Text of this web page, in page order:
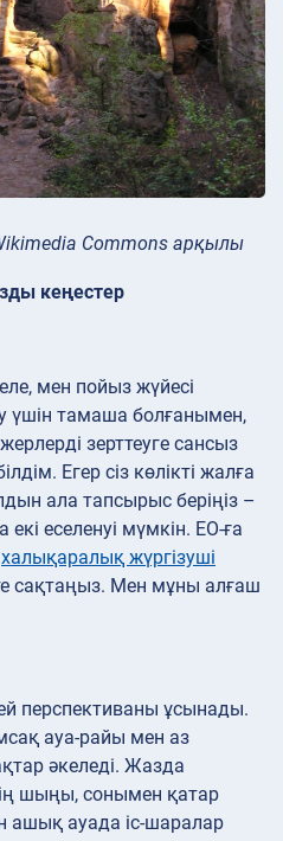
Commons арқылы
кеңестер
мен пойыз жүйесі
үшін тамаша болғанымен,
зерттеуге сансыз
Егер сіз көлікті жалға
ала тапсырыс беріңіз –
еселенуі мүмкін. ЕО-ға
халықаралық жүргізуші
сақтаңыз. Мен мұны алғаш
перспективаны ұсынады.
ауа-райы мен аз
әкеледі. Жазда
шыңы, сонымен қатар
ашық ауада іс-шаралар